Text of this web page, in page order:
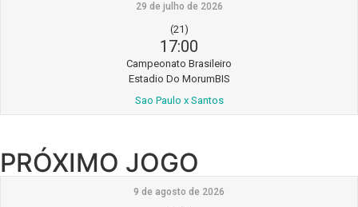
29 de julho de 2026
(21)
17:00
Campeonato Brasileiro
Estadio Do MorumBIS
Sao Paulo x Santos
PRÓXIMO JOGO
9 de agosto de 2026